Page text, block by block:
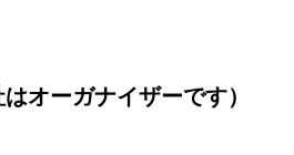
オーガナイザーです）